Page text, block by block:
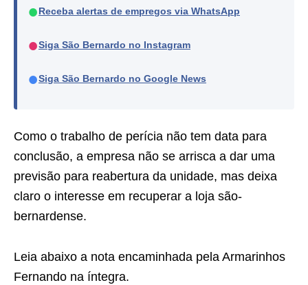
● Receba alertas de empregos via WhatsApp
●Siga São Bernardo no Instagram
●Siga São Bernardo no Google News
Como o trabalho de perícia não tem data para
conclusão, a empresa não se arrisca a dar uma
previsão para reabertura da unidade, mas deixa
claro o interesse em recuperar a loja são-
bernardense.
Leia abaixo a nota encaminhada pela Armarinhos
Fernando na íntegra.